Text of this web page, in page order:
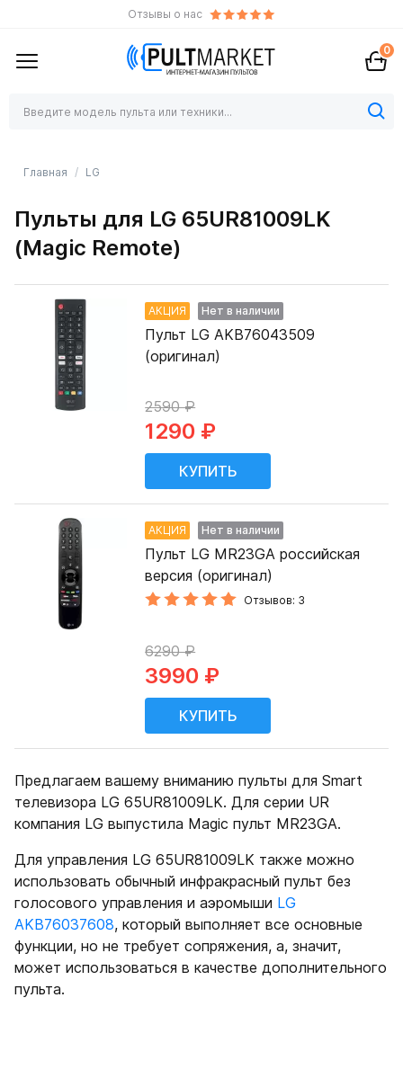
Отзывы о нас
0
Главная LG
Пульты для LG 65UR81009LK
(Magic Remote)
Предлагаем вашему вниманию пульты для Smart
телевизора LG 65UR81009LK. Для серии UR
компания LG выпустила Magic пульт MR23GA.
Для управления LG 65UR81009LK также можно
использовать обычный инфракрасный пульт без
голосового управления и аэромыши LG
AKB76037608, который выполняет все основные
функции, но не требует сопряжения, а, значит,
может использоваться в качестве дополнительного
пульта.
АКЦИЯ Нет в наличии
Пульт LG AKB76043509
(оригинал)
2590 ₽
1290 ₽
АКЦИЯ Нет в наличии
Пульт LG MR23GA российская
версия (оригинал)
Отзывов: 3
6290 ₽
3990 ₽